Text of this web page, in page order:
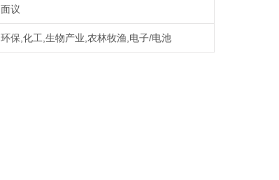
面议
环保,化工,生物产业,农林牧渔,电子/电池